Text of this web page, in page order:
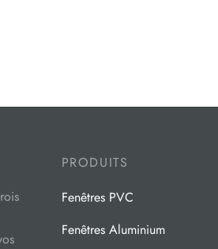
PRODUITS
Fenêtres PVC
Fenêtres Aluminium